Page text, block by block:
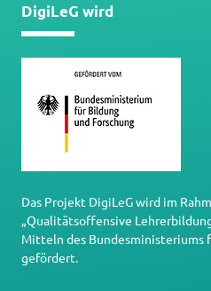
DigiLeG wird
Das Projekt DigiLeG wird im
„Qualitätsoffensive
Mitteln des Bundesministeriums
gefördert.